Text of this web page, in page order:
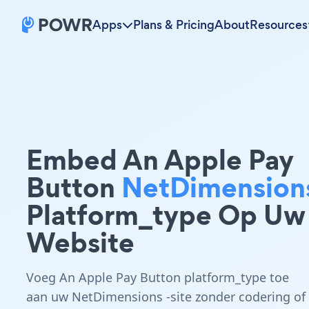
Apps Plans & PricingAboutResources
Embed An Apple Pay
Button
Platform_type Op Uw
Website
Voeg An Apple Pay Button platform_type toe
aan uw NetDimensions -site zonder codering of